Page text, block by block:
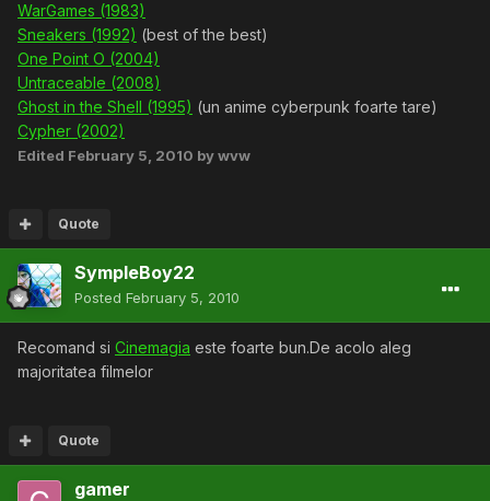
WarGames (1983)
Sneakers (1992) (best of the best)
One Point O (2004)
Untraceable (2008)
Ghost in the Shell (1995) (un anime cyberpunk foarte tare)
Cypher (2002)
Edited February 5, 2010 by wvw
Quote
SympleBoy22
Posted February 5, 2010
Recomand si Cinemagia este foarte bun.De acolo aleg
majoritatea filmelor
Quote
gamer